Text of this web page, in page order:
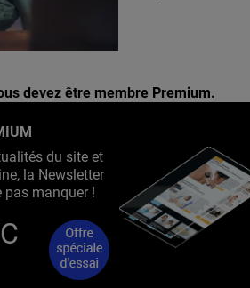
devez être membre Premium.
du site et
la Newsletter
pas manquer !